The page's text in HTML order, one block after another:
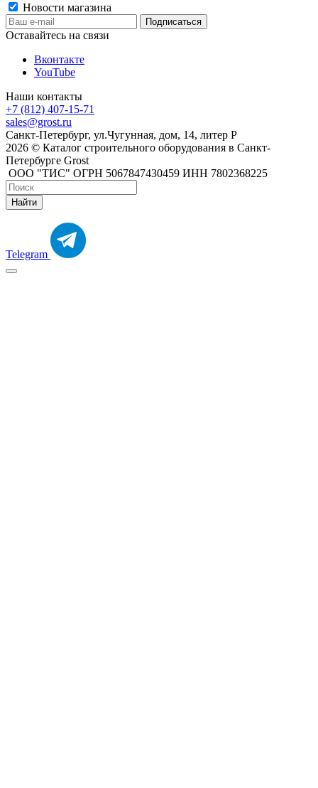
Новости магазина
Оставайтесь на связи
Вконтакте
YouTube
Наши контакты
+7 (812) 407-15-71
sales@grost.ru
Санкт-Петербург, ул.Чугунная, дом, 14, литер Р
2026 © Каталог строительного оборудования в Санкт-
Петербурге Grost
ООО "ТИС" ОГРН 5067847430459 ИНН 7802368225
Найти
Telegram